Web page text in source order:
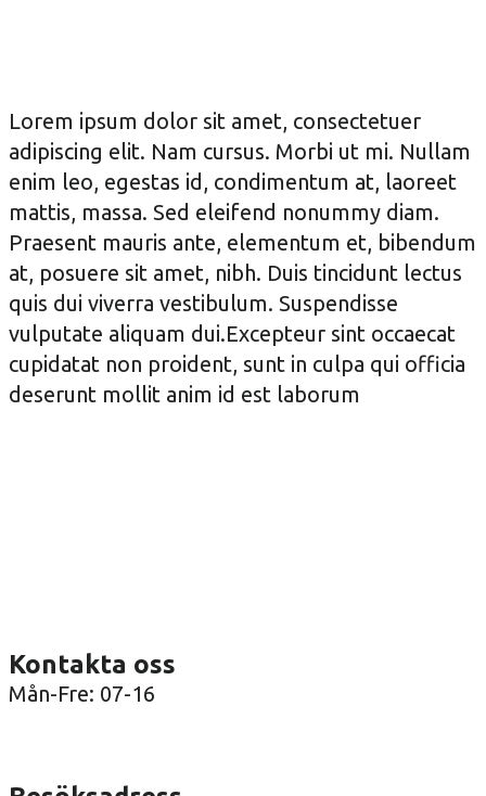
Lorem ipsum dolor sit amet, consectetuer
adipiscing elit. Nam cursus. Morbi ut mi. Nullam
enim leo, egestas id, condimentum at, laoreet
mattis, massa. Sed eleifend nonummy diam.
Praesent mauris ante, elementum et, bibendum
at, posuere sit amet, nibh. Duis tincidunt lectus
quis dui viverra vestibulum. Suspendisse
vulputate aliquam dui.Excepteur sint occaecat
cupidatat non proident, sunt in culpa qui officia
deserunt mollit anim id est laborum
Kontakta oss
Mån-Fre: 07-16